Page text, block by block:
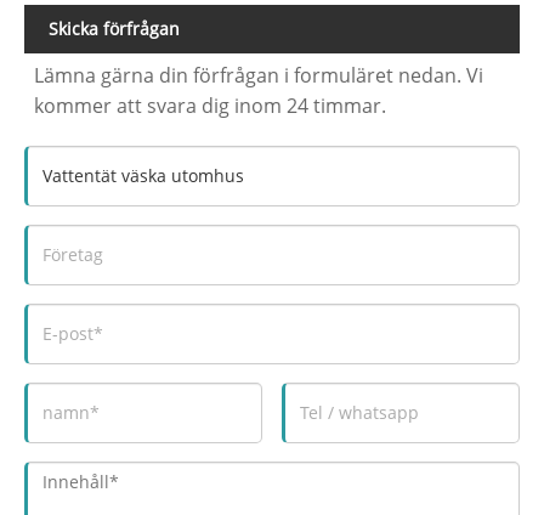
Skicka förfrågan
Lämna gärna din förfrågan i formuläret nedan. Vi
kommer att svara dig inom 24 timmar.